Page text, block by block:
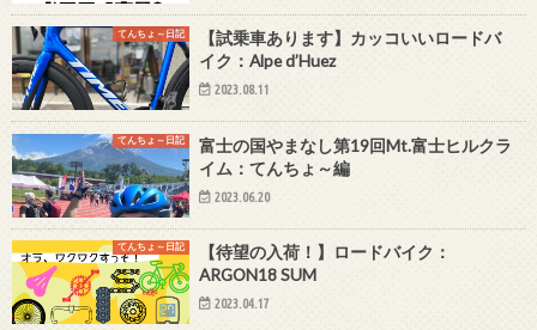
てんちょ～日記
【試乗車あります】カッコいいロードバ
イク：Alpe d’Huez
2023.08.11
てんちょ～日記
富士の国やまなし第19回Mt.富士ヒルクラ
イム：てんちょ～編
2023.06.20
てんちょ～日記
【待望の入荷！】ロードバイク：
ARGON18 SUM
2023.04.17